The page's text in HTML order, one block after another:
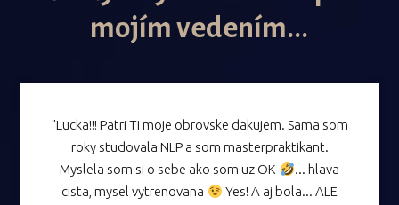
mojím vedením...
"Lucka!!! Patri Ti moje obrovske dakujem. Sama som
roky studovala NLP a som masterpraktikant.
Myslela som si o sebe ako som uz OK
... hlava
cista, mysel vytrenovana
Yes! A aj bola... ALE